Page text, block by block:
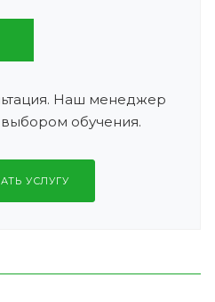
Наш менеджер
обучения.
УСЛУГУ